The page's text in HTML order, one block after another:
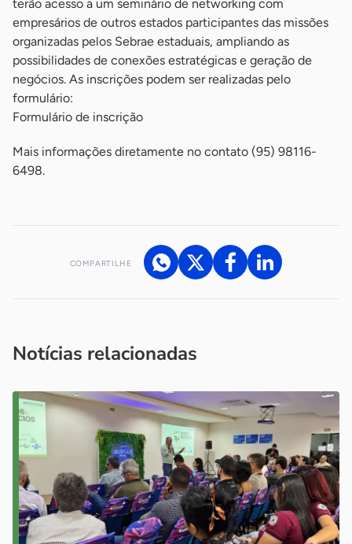
terão acesso a um seminário de networking com
empresários de outros estados participantes das missões
organizadas pelos Sebrae estaduais, ampliando as
possibilidades de conexões estratégicas e geração de
negócios. As inscrições podem ser realizadas pelo
formulário:
Formulário de inscrição
Mais informações diretamente no contato (95) 98116-
6498.
COMPARTILHE
Notícias relacionadas